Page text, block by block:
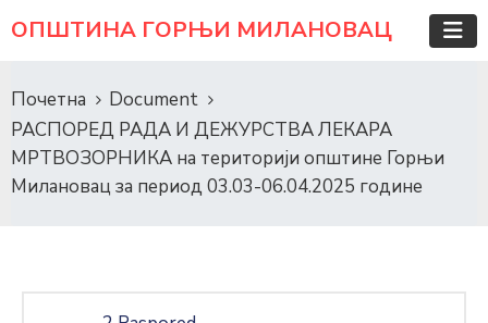
ОПШТИНА ГОРЊИ МИЛАНОВАЦ
Почетна
Document
РАСПОРЕД РАДА И ДЕЖУРСТВА ЛЕКАРА
МРТВОЗОРНИКА на територији општине Горњи
Милановац за период 03.03-06.04.2025 године